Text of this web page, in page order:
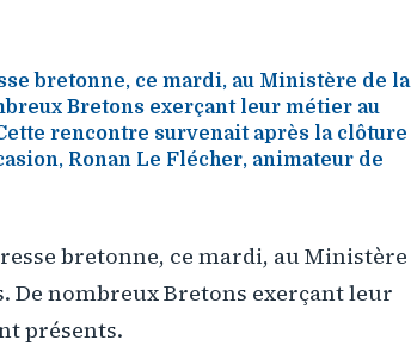
bretonne, ce mardi, au Ministère de la
Bretons exerçant leur métier au
rencontre survenait après la clôture
Ronan Le Flécher, animateur de
bretonne, ce mardi, au Ministère
De nombreux Bretons exerçant leur
présents.